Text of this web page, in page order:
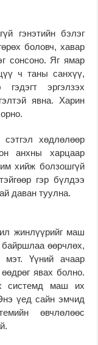
гэнэтийн бэлэг
боловч, хавар
сонсоно. Яг ямар
ч таны санхүү,
эргэлзэх
явна. Харин
хөдлөлөөр
анхны харцаар
хийж болзошгүй
гэр бүлдээ
даван туулна.
жинлүүрийг маш
өөрчлөх,
мэт. Үүний ачаар
явах болно.
системд маш их
үед сайн эмчид
өвчлөлөөс